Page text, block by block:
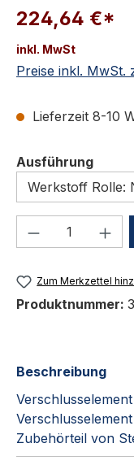
224,64 €*
inkl. MwSt
Preise inkl. MwSt.
Lieferzeit 8-10
Ausführung
Produkt
Zum Merkzettel
Produktnummer:
Beschreibung
Zubehörteil von